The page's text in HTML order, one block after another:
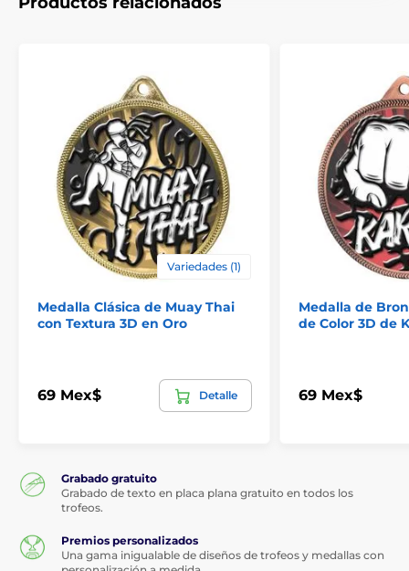
El producto aparece en las categorías
Medallas de artes marciales
Variedades (1)
Medalla Clásica de Muay Thai
con Textura 3D en Oro
69 Mex$ Detalle
Medalla de
de Color 3D de
69 Mex$
Grabado gratuito
Grabado de texto en placa plana gratuito en todos los
trofeos.
Premios personalizados
Una gama inigualable de diseños de trofeos y medallas con